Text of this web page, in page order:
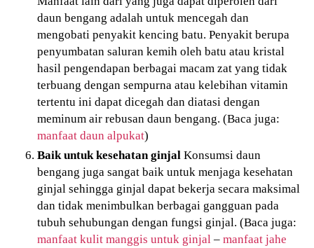
daun bengang adalah untuk mencegah dan
mengobati penyakit kencing batu. Penyakit berupa
penyumbatan saluran kemih oleh batu atau kristal
hasil pengendapan berbagai macam zat yang tidak
terbuang dengan sempurna atau kelebihan vitamin
tertentu ini dapat dicegah dan diatasi dengan
meminum air rebusan daun bengang. (Baca juga:
manfaat daun alpukat)
Baik untuk kesehatan ginjal Konsumsi daun
bengang juga sangat baik untuk menjaga kesehatan
ginjal sehingga ginjal dapat bekerja secara maksimal
dan tidak menimbulkan berbagai gangguan pada
tubuh sehubungan dengan fungsi ginjal. (Baca juga:
manfaat kulit manggis untuk ginjal –manfaat jahe